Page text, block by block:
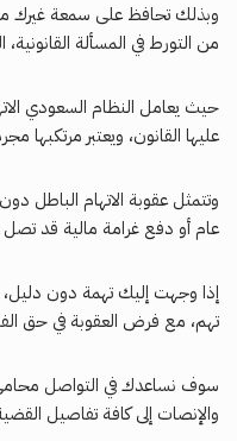
وبذلك تحافظ على سمعة غيرك
من التورط في المسألة
حيث يعامل النظام السعودي
عليها القانون، ويعتبر مرتكبها
وتتمثل عقوبة الاتهام الباطل
عام أو دفع غرامة مالية قد تصل إلى500 ألف ريال
إذا وجهت إليك تهمة دون دليل،
تهم، مع فرض العقوبة في حق
سوف نساعدك في التواصل
والإنصات إلى كافة تفاصيل